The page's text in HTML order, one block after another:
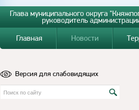
Глава муниципального округа
руководитель
Главная
Новости
Версия для слабовидящих